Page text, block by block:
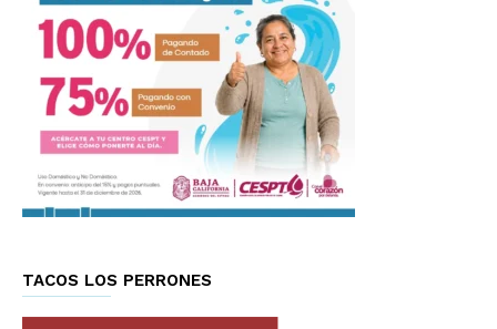
TACOS LOS PERRONES